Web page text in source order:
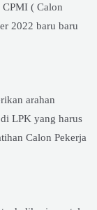
CPMI ( Calon
2022 baru baru
arahan
LPK yang harus
Calon Pekerja